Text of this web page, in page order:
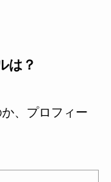
は？
、プロフィー